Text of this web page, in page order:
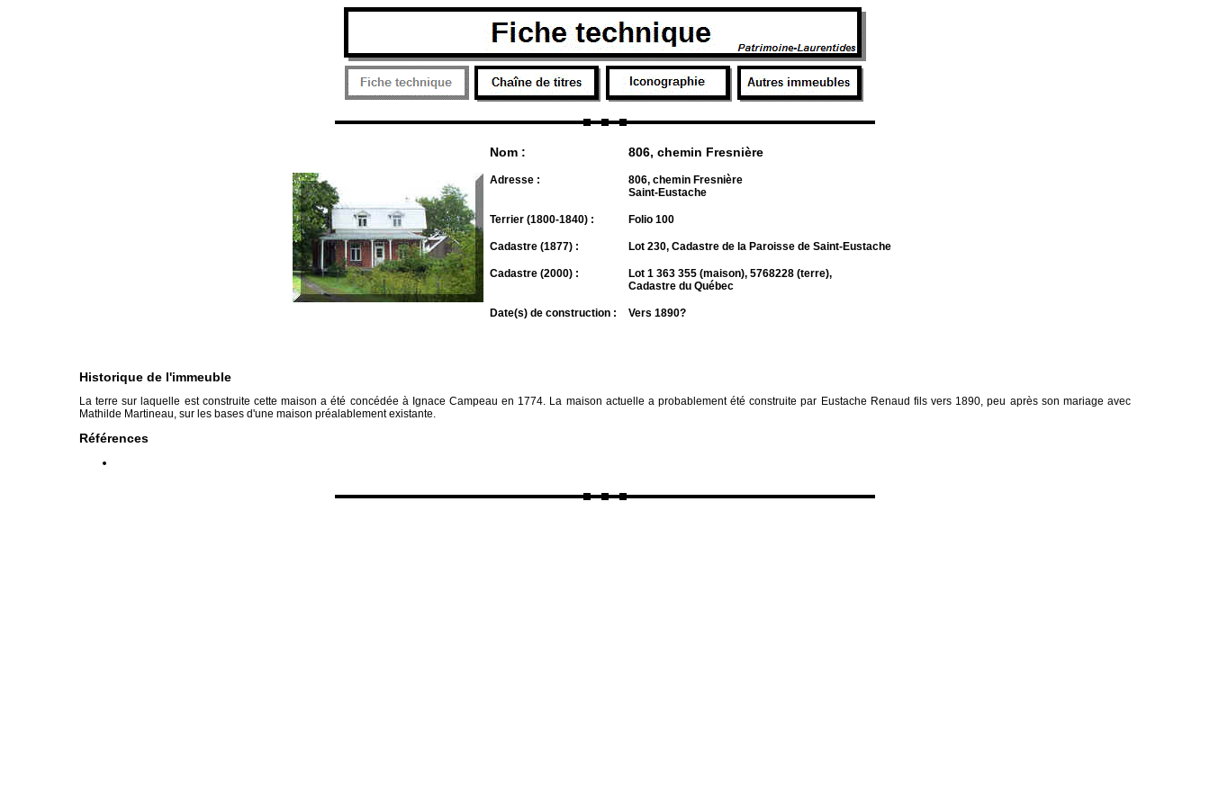
Nom : 806, chemin Fresnière
Adresse :
806, chemin Fresnière
Saint-Eustache
Terrier (1800-1840) : Folio 100
Cadastre (1877) : Lot 230, Cadastre de la Paroisse de Saint-Eustache
Cadastre (2000) :
Lot 1 363 355 (maison), 5768228 (terre),
Cadastre du Québec
Date(s) de construction : Vers 1890?
Historique de l'immeuble
La terre sur laquelle est construite cette maison a été concédée à Ignace Campeau en 1774. La maison actuelle a probablement été construite par Eustache Renaud fils vers 1890, peu après son mariage avec
Mathilde Martineau, sur les bases d'une maison préalablement existante.
Références